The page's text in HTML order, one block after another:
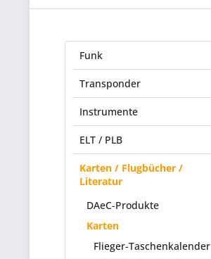
Funk
Transponder
Instrumente
ELT / PLB
Karten / Flugbücher /
Literatur
DAeC-Produkte
Karten
Flieger-Taschenkalender